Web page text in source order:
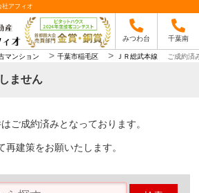
社アフィオ
みつわ台 千葉南
マンション > 千葉市稲毛区 > ＪＲ総武本線 ご成約済
ません
ご成約済みとなっております。
再建策をお願いたします。